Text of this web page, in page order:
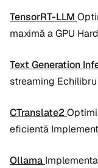
TensorRT-LLM
maximă a GPU
Text Generation
streaming
CTranslate2
eficientă
Ollama